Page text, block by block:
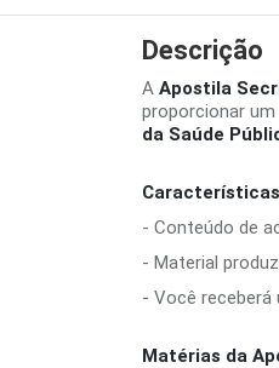
Descrição
A Apostila
proporcionar
da Saúde
Características
- Conteúdo de
- Material
- Você receberá
Matérias da